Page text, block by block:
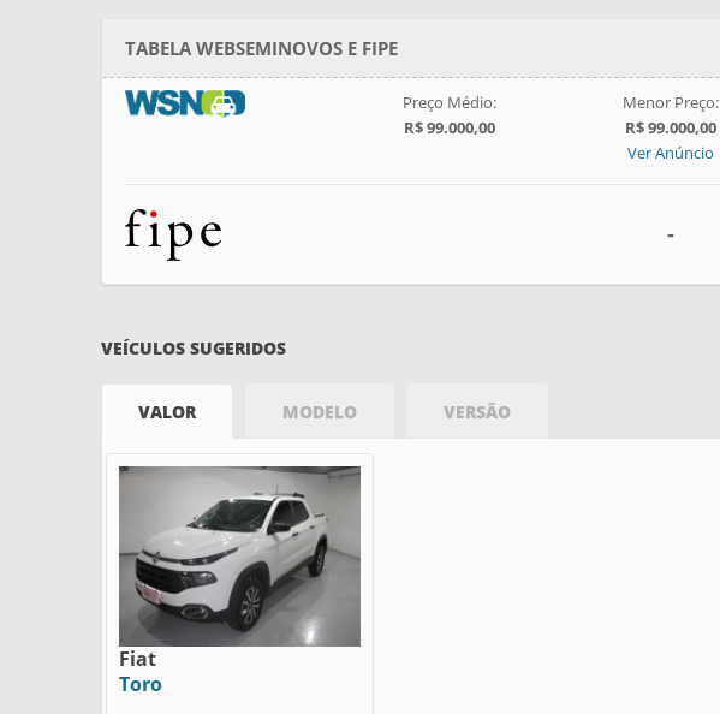
TABELA WEBSEMINOVOS E FIPE
Preço Médio:
R$ 99.000,00
Menor Preço:
R$ 99.000,00
Ver Anúncio
-
VEÍCULOS SUGERIDOS
VALOR MODELO VERSÃO
Fiat
Toro